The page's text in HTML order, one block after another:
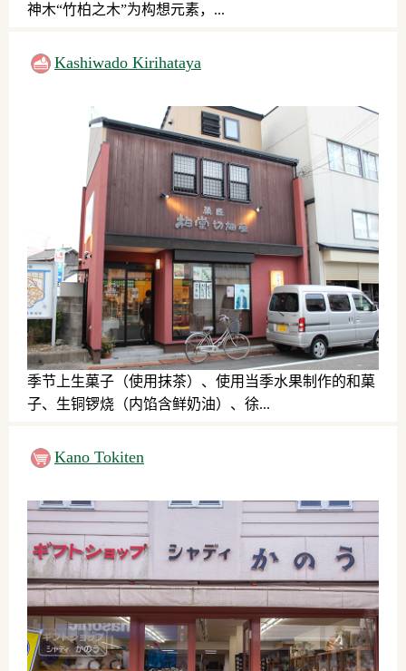
神木“竹柏之木”为构想元素，...
Kashiwado Kirihataya
季节上生菓子（使用抹茶）、使用当季水果制作的和菓
子、生铜锣烧（内馅含鲜奶油）、徐...
Kano Tokiten